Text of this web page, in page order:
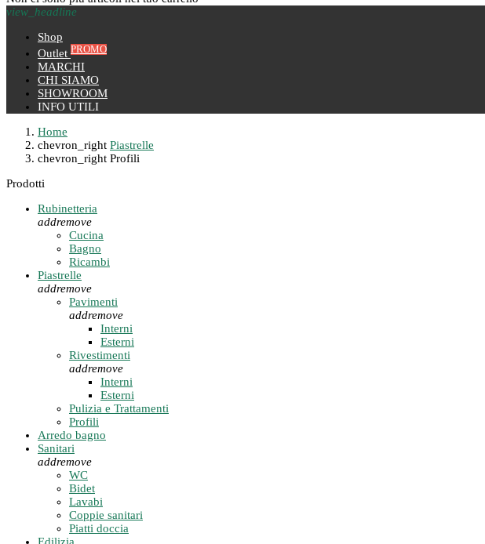
view_headline
Shop
Outlet PROMO
MARCHI
CHI SIAMO
SHOWROOM
INFO UTILI
Home
chevron_right Piastrelle
chevron_right Profili
Prodotti
Rubinetteria
addremove
Cucina
Bagno
Ricambi
Piastrelle
addremove
Pavimenti
addremove
Interni
Esterni
Rivestimenti
addremove
Interni
Esterni
Pulizia e Trattamenti
Profili
Arredo bagno
Sanitari
addremove
WC
Bidet
Lavabi
Coppie sanitari
Piatti doccia